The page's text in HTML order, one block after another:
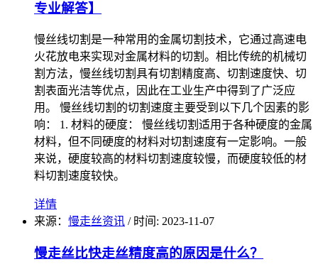
专业解答】
慢丝线切割是一种常用的金属切割技术，它通过高速电
火花放电来实现对金属材料的切割。相比传统的机械切
割方法，慢丝线切割具有切割精度高、切割速度快、切
割表面光洁等优点，因此在工业生产中得到了广泛应
用。 慢丝线切割的切割速度主要受到以下几个因素的影
响： 1. 材料的硬度： 慢丝线切割适用于各种硬度的金属
材料，但不同硬度的材料对切割速度有一定影响。一般
来说，硬度较高的材料切割速度较慢，而硬度较低的材
料切割速度较快。
详情
来源： 慢走丝资讯 / 时间: 2023-11-07
慢走丝比快走丝精度高的原因是什么？